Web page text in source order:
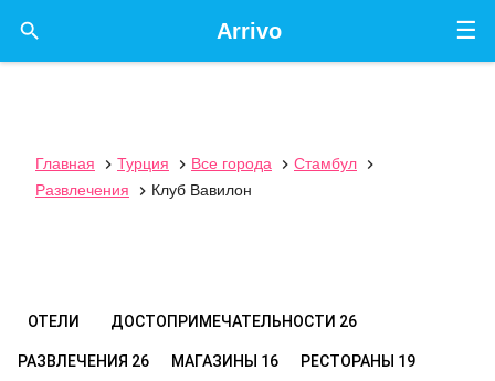
☰
Arrivo

Главная  Турция  Все города  Стамбул

Развлечения
 Клуб Вавилон
ОТЕЛИ ДОСТОПРИМЕЧАТЕЛЬНОСТИ 26
РАЗВЛЕЧЕНИЯ 26 МАГАЗИНЫ 16 РЕСТОРАНЫ 19